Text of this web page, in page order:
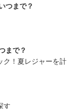
つまで？
まで？
ク！夏レジャーを計
す